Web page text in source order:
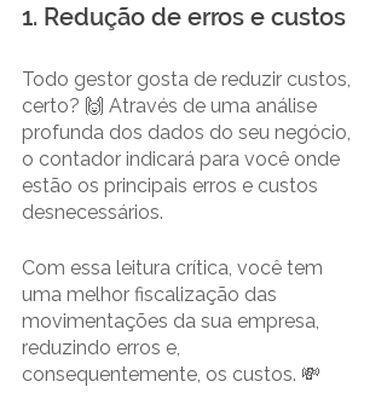
1. Redução de erros e custos
Todo gestor gosta de reduzir custos,
certo? 🙌 Através de uma análise
profunda dos dados do seu negócio,
o contador indicará para você onde
estão os principais erros e custos
desnecessários.
Com essa leitura crítica, você tem
uma melhor fiscalização das
movimentações da sua empresa,
reduzindo erros e,
consequentemente, os custos. 💸